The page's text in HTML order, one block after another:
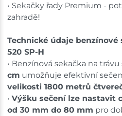
• Sekačky řady Premium -
zahradě!
Technické údaje
520 SP-H
• Benzínová sekačka na trávu
cm umožňuje efektivní
velikosti 1800 metrů
• Výšku sečení lze nastavit
od 30 mm do 80 mm pro